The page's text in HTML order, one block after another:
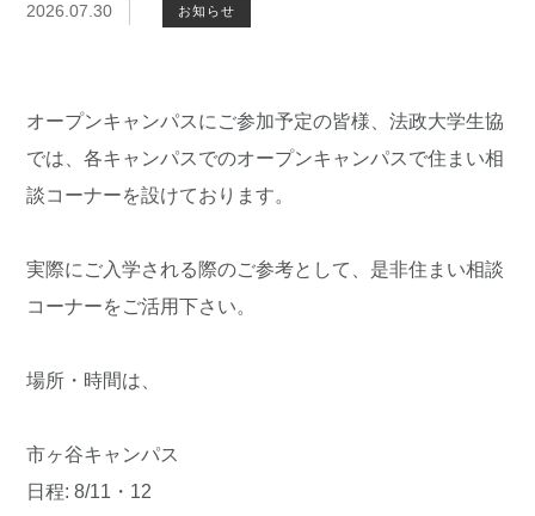
2026.07.30 お知らせ
オープンキャンパスにご参加予定の皆様、法政大学生協
では、各キャンパスでのオープンキャンパスで住まい相
談コーナーを設けております。
実際にご入学される際のご参考として、是非住まい相談
コーナーをご活用下さい。
場所・時間は、
市ヶ谷キャンパス
日程: 8/11・12